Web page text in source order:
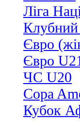
Ліга
Клубний
Євро
Євро
ЧС U20
Copa
Кубок